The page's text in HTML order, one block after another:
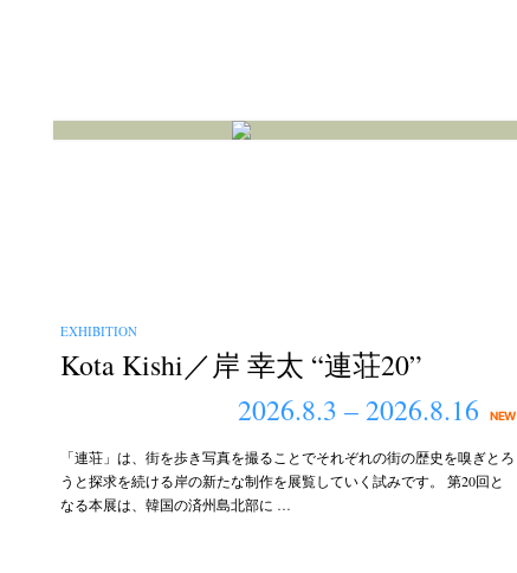
EXHIBITION
Kota Kishi／岸 幸太 “連荘20”
2026.8.3 – 2026.8.16
NEW
「連荘」は、街を歩き写真を撮ることでそれぞれの街の歴史を嗅ぎとろ
うと探求を続ける岸の新たな制作を展覧していく試みです。 第20回と
なる本展は、韓国の済州島北部に …